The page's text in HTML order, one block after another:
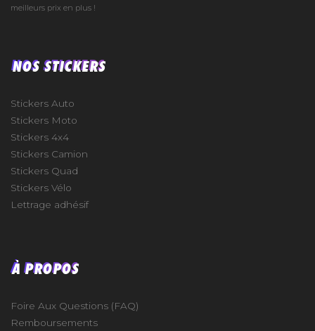
meilleurs prix en plus !
NOS STICKERS
Stickers Auto
Stickers Moto
Stickers 4x4
Stickers Camion
Stickers Quad
Stickers Vélo
Lettrage adhésif
À PROPOS
Foire Aux Questions (FAQ)
Remboursements